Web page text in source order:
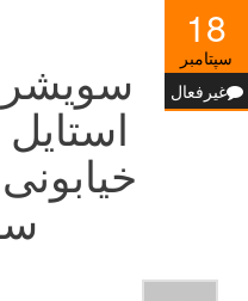
18
سپتامبر
غیرفعال